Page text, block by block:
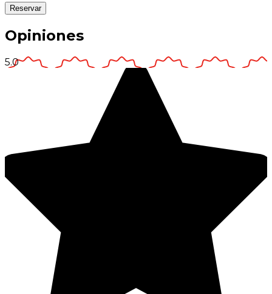
Reservar
Opiniones
5.0